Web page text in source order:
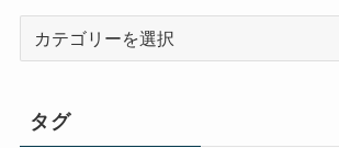
ー
タグ